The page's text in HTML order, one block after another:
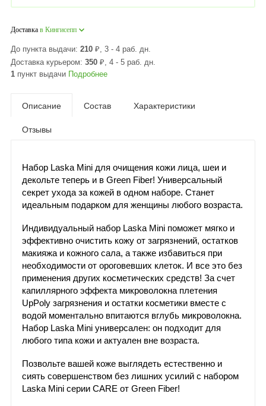
Доставка в Кингисепп
До пункта выдачи: 210 ₽, 3 - 4 раб. дн.
Доставка курьером: 350 ₽, 4 - 5 раб. дн.
1 пункт выдачи Подробнее
Описание Состав Характеристики
Отзывы
Набор Laska Mini для очищения кожи лица, шеи и
декольте теперь и в Green Fiber! Универсальный
секрет ухода за кожей в одном наборе. Станет
идеальным подарком для женщины любого возраста.
Индивидуальный набор Laska Mini поможет мягко и
эффективно очистить кожу от загрязнений, остатков
макияжа и кожного сала, а также избавиться при
необходимости от ороговевших клеток. И все это без
применения других косметических средств! За счет
капиллярного эффекта микроволокна плетения
UpPoly загрязнения и остатки косметики вместе с
водой моментально впитаются вглубь микроволокна.
Набор Laska Mini универсален: он подходит для
любого типа кожи и актуален вне возраста.
Позвольте вашей коже выглядеть естественно и
сиять совершенством без лишних усилий с набором
Laska Mini серии CARE от Green Fiber!